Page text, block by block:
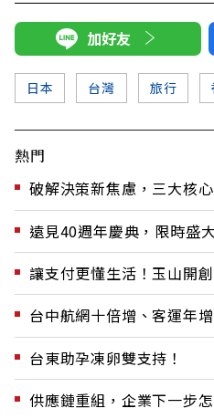
加好友
日本 台灣 旅行
熱門
破解決策新焦慮，三大核
遠見40週年慶典，限時盛
讓支付更懂生活！玉山開
台中航網十倍增、客運年
台東助孕凍卵雙支持！
供應鏈重組，企業下一步